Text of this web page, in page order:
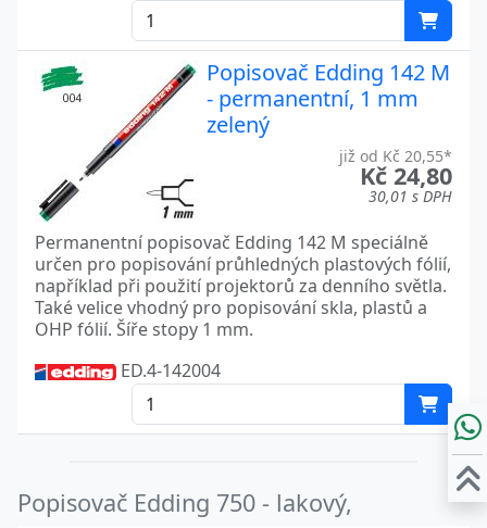
Popisovač Edding 142 M
- permanentní, 1 mm
zelený
již od Kč 20,55*
Kč 24,80
30,01 s DPH
Permanentní popisovač Edding 142 M speciálně
určen pro popisování průhledných plastových fólií,
například při použití projektorů za denního světla.
Také velice vhodný pro popisování skla, plastů a
OHP fólií. Šíře stopy 1 mm.
ED.4-142004
Popisovač Edding 750 - lakový,